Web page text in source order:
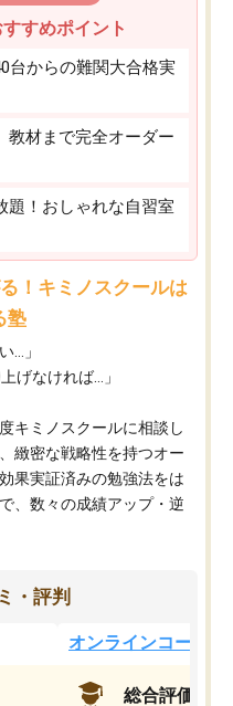
すめポイント
台からの難関大合格実
教材まで完全オーダー
題！おしゃれな自習室
！キミノスクールは
塾
…」
げなければ…」
キミノスクールに相談し
緻密な戦略性を持つオー
果実証済みの勉強法をは
、数々の成績アップ・逆
・評判
オンラインコース
総合評価